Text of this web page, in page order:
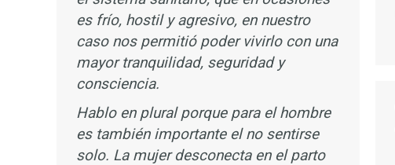
es frío, hostil y agresivo, en nuestro
caso nos permitió poder vivirlo con una
mayor tranquilidad, seguridad y
consciencia.
Hablo en plural porque para el hombre
es también importante el no sentirse
solo. La mujer desconecta en el parto